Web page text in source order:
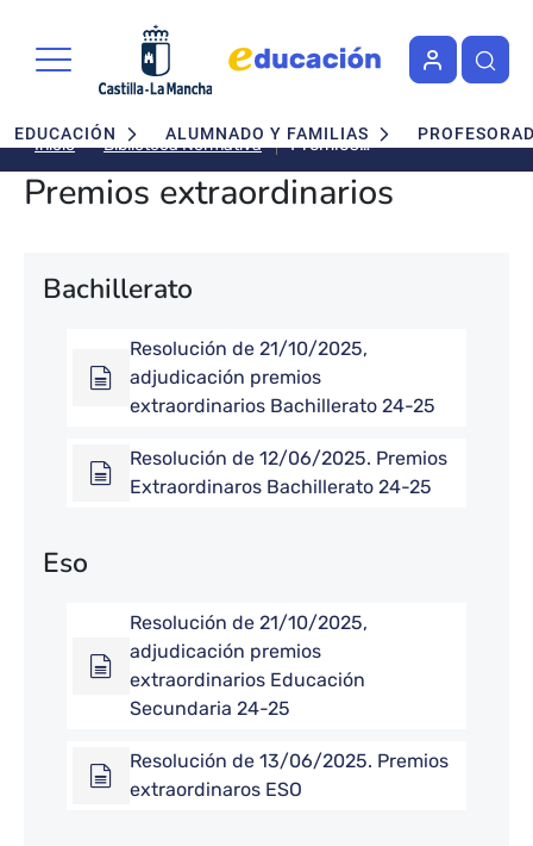
Navegación principal
EDUCACIÓN ALUMNADO Y FAMILIAS
Inicio Biblioteca Normativa
Premios
extraordinarios
Premios extraordinarios
Bachillerato
Resolución de 21/10/2025,
adjudicación premios
extraordinarios Bachillerato 24-25
Resolución de 12/06/2025. Premios
Extraordinaros Bachillerato 24-25
Eso
Resolución de 21/10/2025,
adjudicación premios
extraordinarios Educación
Secundaria 24-25
Resolución de 13/06/2025. Premios
extraordinaros ESO